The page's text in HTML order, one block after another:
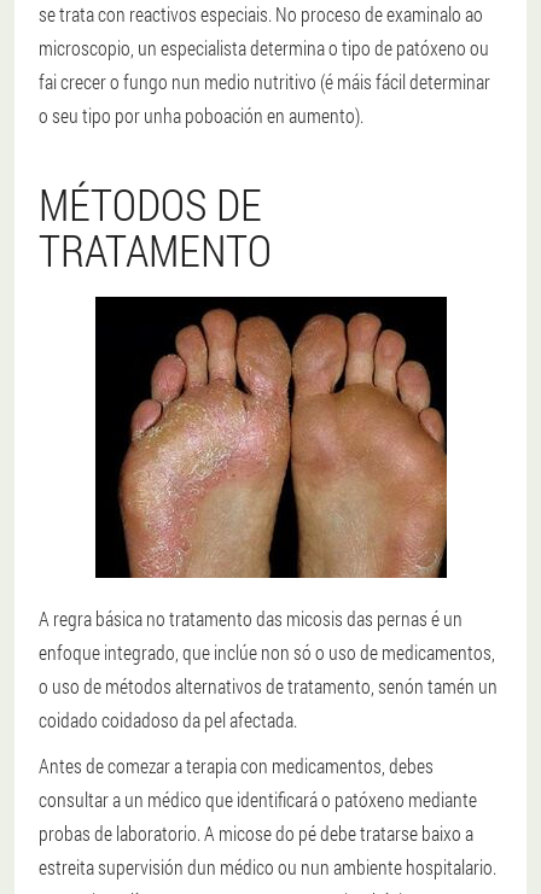
se trata con reactivos especiais. No proceso de examinalo ao
microscopio, un especialista determina o tipo de patóxeno ou
fai crecer o fungo nun medio nutritivo (é máis fácil determinar
o seu tipo por unha poboación en aumento).
MÉTODOS DE
TRATAMENTO
A regra básica no tratamento das micosis das pernas é un
enfoque integrado, que inclúe non só o uso de medicamentos,
o uso de métodos alternativos de tratamento, senón tamén un
coidado coidadoso da pel afectada.
Antes de comezar a terapia con medicamentos, debes
consultar a un médico que identificará o patóxeno mediante
probas de laboratorio. A micose do pé debe tratarse baixo a
estreita supervisión dun médico ou nun ambiente hospitalario.